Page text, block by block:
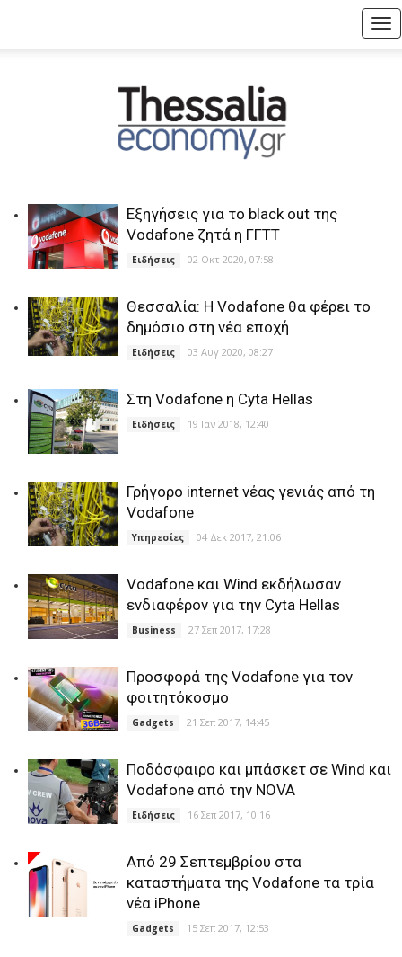
Εξηγήσεις για το black out της
Vodafone ζητά η ΓΓΤΤ
Ειδήσεις 02 Οκτ 2020, 07:58
Θεσσαλία: Η Vodafone θα φέρει το
δημόσιο στη νέα εποχή
Ειδήσεις 03 Αυγ 2020, 08:27
Στη Vodafone η Cyta Hellas
Ειδήσεις 19 Ιαν 2018, 12:40
Γρήγορο internet νέας γενιάς από τη
Vodafone
Υπηρεσίες 04 Δεκ 2017, 21:06
Vodafone και Wind εκδήλωσαν
ενδιαφέρον για την Cyta Hellas
Business 27 Σεπ 2017, 17:28
Προσφορά της Vodafone για τον
φοιτητόκοσμο
Gadgets 21 Σεπ 2017, 14:45
Ποδόσφαιρο και μπάσκετ σε Wind και
Vodafone από την NOVA
Ειδήσεις 16 Σεπ 2017, 10:16
Aπό 29 Σεπτεμβρίου στα
καταστήματα της Vodafone τα τρία
νέα iPhone
Gadgets 15 Σεπ 2017, 12:53